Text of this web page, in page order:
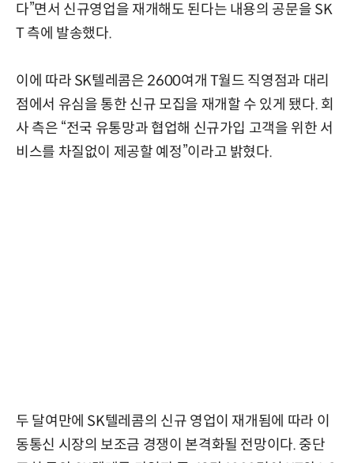
다”면서 신규영업을 재개해도 된다는 내용의 공문을 SK
T 측에 발송했다.
이에 따라 SK텔레콤은 2600여개 T월드 직영점과 대리
점에서 유심을 통한 신규 모집을 재개할 수 있게 됐다. 회
사 측은 “전국 유통망과 협업해 신규가입 고객을 위한 서
비스를 차질없이 제공할 예정”이라고 밝혔다.
두 달여만에 SK텔레콤의 신규 영업이 재개됨에 따라 이
동통신 시장의 보조금 경쟁이 본격화될 전망이다. 중단